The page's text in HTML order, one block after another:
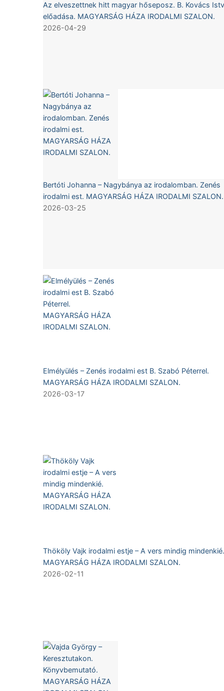
Az elveszettnek hitt magyar hőseposz. B. Kovács
előadása. MAGYARSÁG HÁZA IRODALMI SZALON.
2026-04-29
Bertóti Johanna – Nagybánya az irodalomban. Zenés
irodalmi est. MAGYARSÁG HÁZA IRODALMI SZALON.
2026-03-25
Elmélyülés – Zenés irodalmi est B. Szabó Péterrel.
MAGYARSÁG HÁZA IRODALMI SZALON.
2026-03-17
Thököly Vajk irodalmi estje – A vers mindig mindenkié.
MAGYARSÁG HÁZA IRODALMI SZALON.
2026-02-11